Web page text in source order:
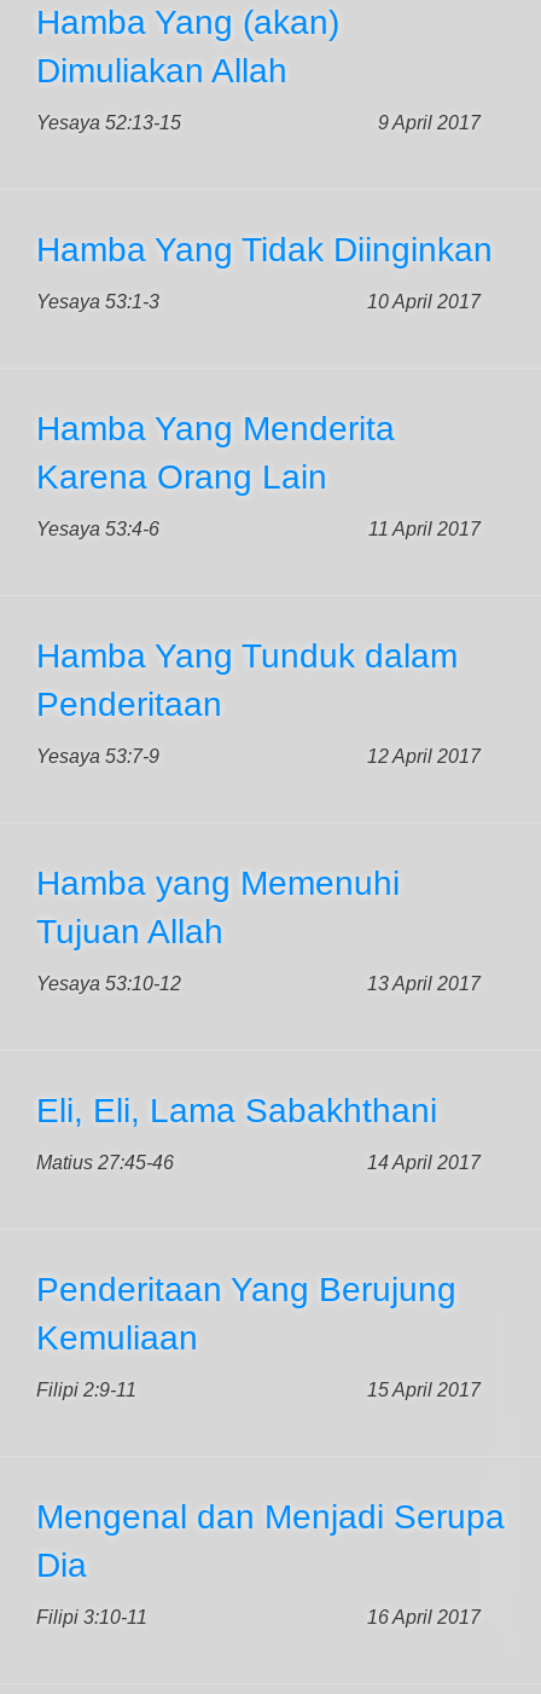
Hamba Yang (akan)
Dimuliakan Allah
Yesaya 52:13-15 9 April 2017
Hamba Yang Tidak Diinginkan
Yesaya 53:1-3 10 April 2017
Hamba Yang Menderita
Karena Orang Lain
Yesaya 53:4-6 11 April 2017
Hamba Yang Tunduk dalam
Penderitaan
Yesaya 53:7-9 12 April 2017
Hamba yang Memenuhi
Tujuan Allah
Yesaya 53:10-12 13 April 2017
Eli, Eli, Lama Sabakhthani
Matius 27:45-46 14 April 2017
Penderitaan Yang Berujung
Kemuliaan
Filipi 2:9-11 15 April 2017
Mengenal dan Menjadi Serupa
Dia
Filipi 3:10-11 16 April 2017